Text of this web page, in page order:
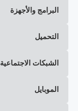
البرامج والأجهزة
التحميل
الشبكات الاجتماعية
الموبايل